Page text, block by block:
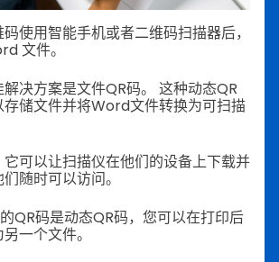
使用智能手机或者二维码扫描器后，
文件。
决方案是文件QR码。 这种动态QR
储文件并将Word文件转换为可扫描
可以让扫描仪在他们的设备上下载并
随时可以访问。
QR码是动态QR码，您可以在打印后
一个文件。